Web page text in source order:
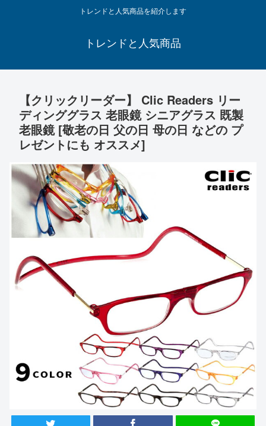
トレンドと人気商品を紹介します
トレンドと人気商品
【クリックリーダー】 Clic Readers リー
ディンググラス 老眼鏡 シニアグラス 既製
老眼鏡 [敬老の日 父の日 母の日 などの プ
レゼントにも オススメ]